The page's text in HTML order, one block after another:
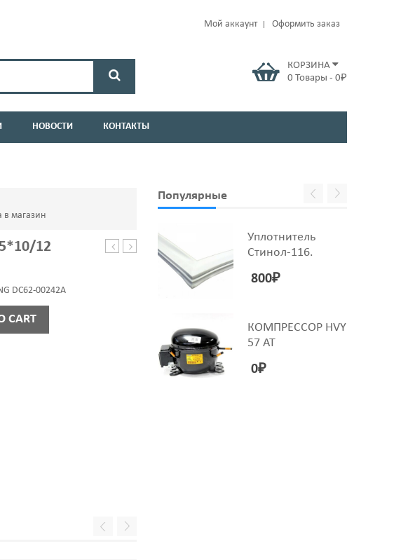
Мой аккаунт Оформить заказ
КОРЗИНА
0 Товары - 0₽
НОВОСТИ КОНТАКТЫ
в магазин
32*52/78*8/14,8
37*66*9,5/12
12
DC62-00242A
CART
Популярные
Уплотнитель
Стинол-116.
800₽
КОМПРЕССОР HVY
57 AT
0₽